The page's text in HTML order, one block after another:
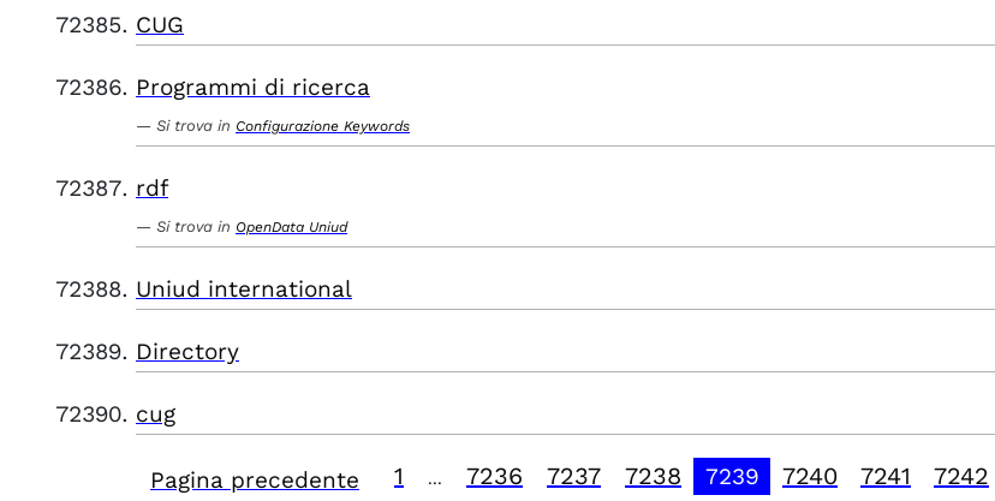
CUG
Programmi di ricerca
Si trova in Configurazione Keywords
rdf
Si trova in OpenData Uniud
Uniud international
Directory
cug
Pagina precedente 1 7236 7237 7238 7239 7240 7241 7242